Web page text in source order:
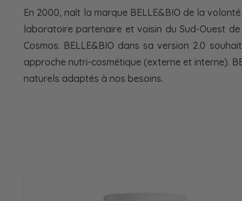
En 2000, naît la marque BELLE&BIO de la
laboratoire partenaire et voisin du Sud-Ouest
Cosmos. BELLE&BIO dans sa version 2.0
approche nutri-cosmétique (externe et interne).
naturels adaptés à nos besoins.